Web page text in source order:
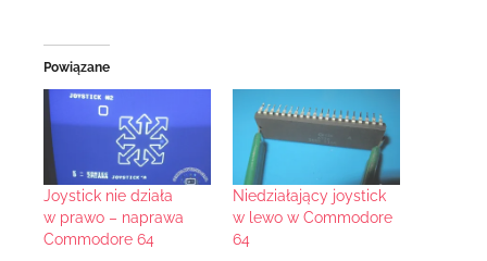
Powiązane
Joystick nie działa
w prawo – naprawa
Commodore 64
Niedziałający joystick
w lewo w Commodore
64